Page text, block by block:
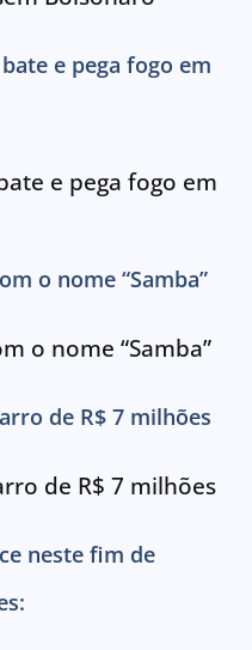
e pega fogo em
o nome “Samba”
de R$ 7 milhões